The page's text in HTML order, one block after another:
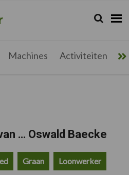
Zoeken...
Zoek
Machines Activiteiten
… Oswald Baecke
Graan Loonwerker